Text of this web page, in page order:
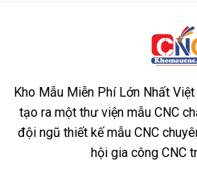
Kho Mẫu Miễn Phí Lớn Nhất
tạo ra một thư viện mẫu CNC
đội ngũ thiết kế mẫu CNC
hội gia công CNC